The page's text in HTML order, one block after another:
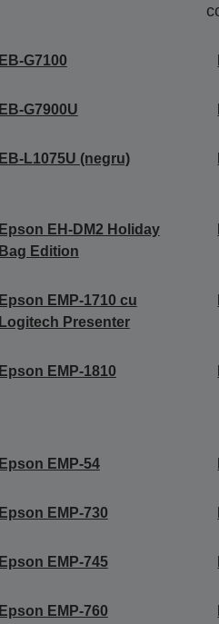
EB-G7100
EB-G7900U
EB-L1075U (negru)
Epson EH-DM2 Holiday
Bag Edition
Epson EMP-1710 cu
Logitech Presenter
Epson EMP-1810
Epson EMP-54
Epson EMP-730
Epson EMP-745
Epson EMP-760